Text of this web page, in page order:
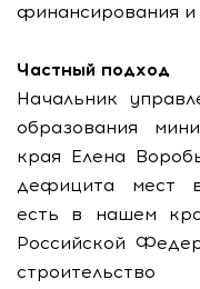
финансирования и
Частный подход
Начальник
образования
края Елена
дефицита мест
есть в нашем
Российской